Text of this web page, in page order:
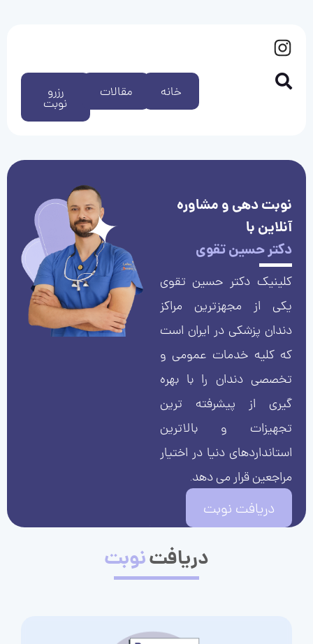
رزرو
نوبت
مقالات خانه
نوبت دهی و مشاوره
آنلاین با
دکتر حسین تقوی
کلینیک دکتر حسین تقوی
یکی از مجهزترین مراکز
دندان پزشکی در ایران است
که کلیه خدمات عمومی و
تخصصی دندان را با بهره
گیری از پیشرفته ترین
تجهیزات و بالاترین
استانداردهای دنیا در اختیار
مراجعین قرار می دهد.
دریافت نوبت
دریافتنوبت